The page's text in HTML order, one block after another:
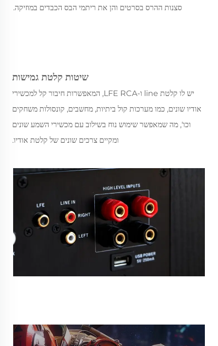
סצנות ההרס בסרטים והן את ריתמי הבס הכבדים במוזיקה.
שיטות קלטת גמישות
יש לו קלטת line ו-LFE RCA, המאפשרות חיבור קל למכשירי
אודיו שונים, כמו מערכות קול ביתיות, מחשבים, קונסולות משחקים
וכו', מה שמאפשר שימוש נוח בשילוב עם מכשירי השמע שונים
ומקיים צרכים שונים של קלטת אודיו.